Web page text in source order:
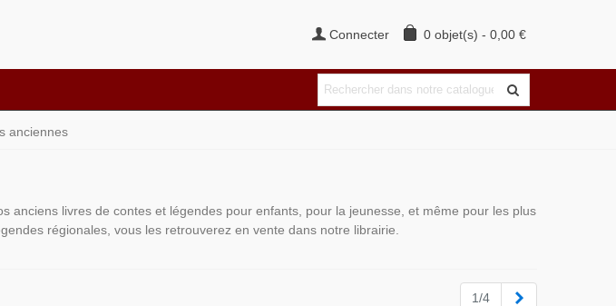
Connecter 0 objet(s) - 0,00 €
anciennes
anciens livres de contes et légendes pour enfants, pour la jeunesse, et même pour les plus
régionales, vous les retrouverez en vente dans notre librairie.
1/4